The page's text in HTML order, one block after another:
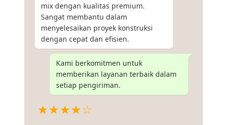
mix dengan kualitas premium.
Sangat membantu dalam
menyelesaikan proyek konstruksi
dengan cepat dan efisien.
Kami berkomitmen untuk
memberikan layanan terbaik dalam
setiap pengiriman.
★★★★☆